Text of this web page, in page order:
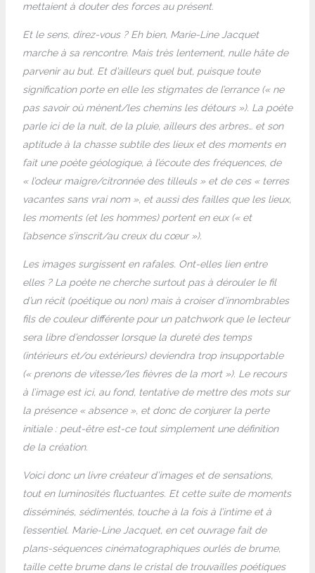
mettaient à douter des forces au présent.
Et le sens, direz-vous ? Eh bien, Marie-Line Jacquet
marche à sa rencontre. Mais très lentement, nulle hâte de
parvenir au but. Et d’ailleurs quel but, puisque toute
signification porte en elle les stigmates de l’errance (« ne
pas savoir où mènent/les chemins les détours »). La poète
parle ici de la nuit, de la pluie, ailleurs des arbres… et son
aptitude à la chasse subtile des lieux et des moments en
fait une poète géologique, à l’écoute des fréquences, de
« l’odeur maigre/citronnée des tilleuls » et de ces « terres
vacantes sans vrai nom », et aussi des failles que les lieux,
les moments (et les hommes) portent en eux (« et
l’absence s’inscrit/au creux du cœur »).
Les images surgissent en rafales. Ont-elles lien entre
elles ? La poète ne cherche surtout pas à dérouler le fil
d’un récit (poétique ou non) mais à croiser d’innombrables
fils de couleur différente pour un patchwork que le lecteur
sera libre d’endosser lorsque la dureté des temps
(intérieurs et/ou extérieurs) deviendra trop insupportable
(« prenons de vitesse/les fièvres de la mort »). Le recours
à l’image est ici, au fond, tentative de mettre des mots sur
la présence « absence », et donc de conjurer la perte
initiale : peut-être est-ce tout simplement une définition
de la création.
Voici donc un livre créateur d’images et de sensations,
tout en luminosités fluctuantes. Et cette suite de moments
disséminés, sédimentés, touche à la fois à l’intime et à
l’essentiel. Marie-Line Jacquet, en cet ouvrage fait de
plans-séquences cinématographiques ourlés de brume,
taille cette brume dans le cristal de trouvailles poétiques